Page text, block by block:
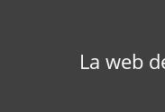
La web